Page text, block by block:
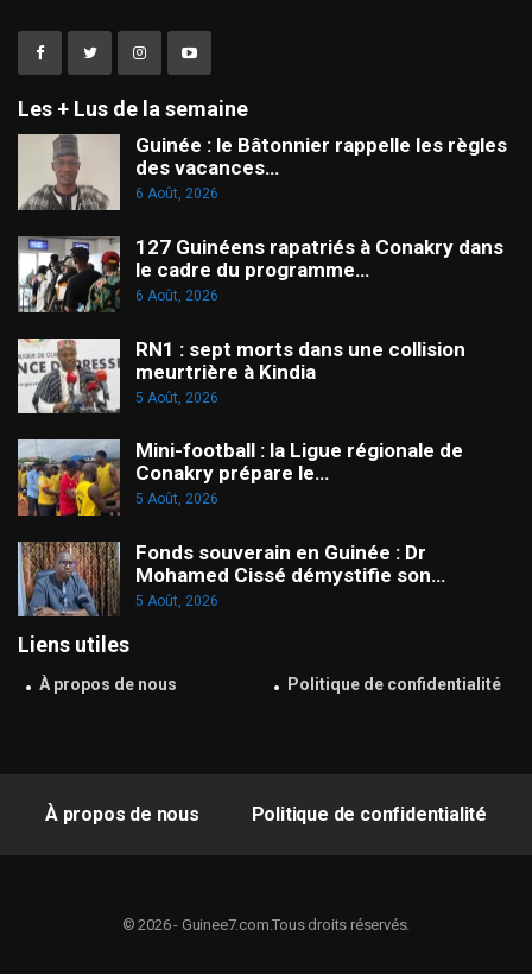
Les + Lus de la semaine
Guinée : le Bâtonnier rappelle les règles
des vacances…
6 Août, 2026
127 Guinéens rapatriés à Conakry dans
le cadre du programme…
6 Août, 2026
RN1 : sept morts dans une collision
meurtrière à Kindia
5 Août, 2026
Mini-football : la Ligue régionale de
Conakry prépare le…
5 Août, 2026
Fonds souverain en Guinée : Dr
Mohamed Cissé démystifie son…
5 Août, 2026
Liens utiles
À propos de nous Politique de confidentialité
À propos de nous Politique de confidentialité
© 2026 - Guinee7.com.Tous droits réservés.